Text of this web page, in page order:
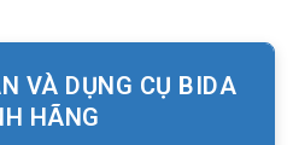
VÀ DỤNG CỤ BIDA
HÃNG